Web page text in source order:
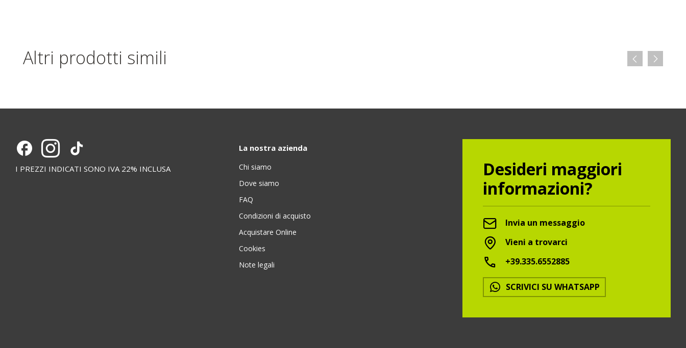
Altri prodotti simili
I PREZZI INDICATI SONO IVA 22% INCLUSA
La nostra azienda
Chi siamo
Dove siamo
FAQ
Condizioni di acquisto
Acquistare Online
Cookies
Note legali
Desideri maggiori
informazioni?
Invia un messaggio
Vieni a trovarci
+39.335.6552885
SCRIVICI SU WHATSAPP